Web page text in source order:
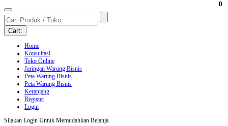
Cart:
Home
Konsultasi
Toko Online
Jaringan Warung Bisnis
Peta Warung Bisnis
Peta Warung Bisnis
Keranjang
Register
Login
Silakan Login Untuk Memudahkan Belanja.
0
0
0
0
0
0
0
0
0